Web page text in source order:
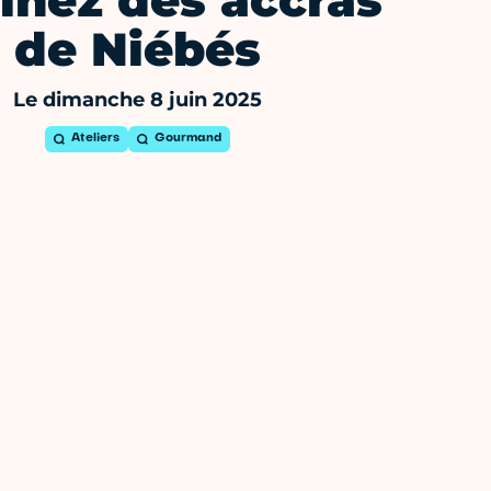
de Niébés
Le dimanche 8 juin 2025
Ateliers Gourmand